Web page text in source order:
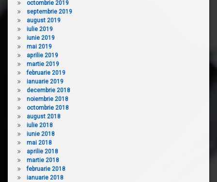
octombrie 2019
septembrie 2019
august 2019
iulie 2019
iunie 2019
mai 2019
aprilie 2019
martie 2019
februarie 2019
ianuarie 2019
decembrie 2018
noiembrie 2018
octombrie 2018
august 2018
iulie 2018
iunie 2018
mai 2018
aprilie 2018
martie 2018
februarie 2018
ianuarie 2018